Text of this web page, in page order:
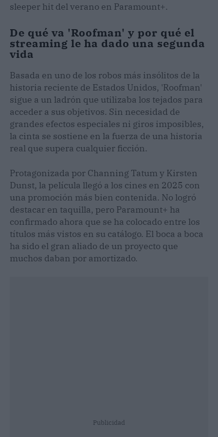
sleeper hit del verano en Paramount+.
De qué va 'Roofman' y por qué el
streaming le ha dado una segunda
vida
Basada en uno de los robos más insólitos de la
historia reciente de Estados Unidos, 'Roofman'
sigue a un ladrón que utilizaba los tejados para
acceder a sus objetivos. Sin necesidad de
grandes efectos especiales ni giros imposibles,
la cinta se sostiene en la fuerza de una historia
real que supera cualquier ficción.
Protagonizada por Channing Tatum y Kirsten
Dunst, la película llegó a los cines en 2025 con
una promoción más bien contenida. No logró
destacar en taquilla, pero Paramount+ ha
confirmado ahora que se ha colocado entre los
títulos más vistos en su catálogo. El boca a boca
ha sido el gran aliado de un proyecto que
muchos daban por amortizado.
Publicidad